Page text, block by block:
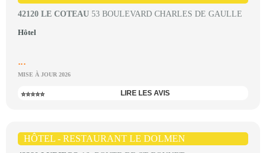
42120 LE COTEAU 53 BOULEVARD CHARLES DE GAULLE
Hôtel
...
MISE À JOUR 2026
⭐⭐⭐⭐⭐ LIRE LES AVIS
HÔTEL - RESTAURANT LE DOLMEN